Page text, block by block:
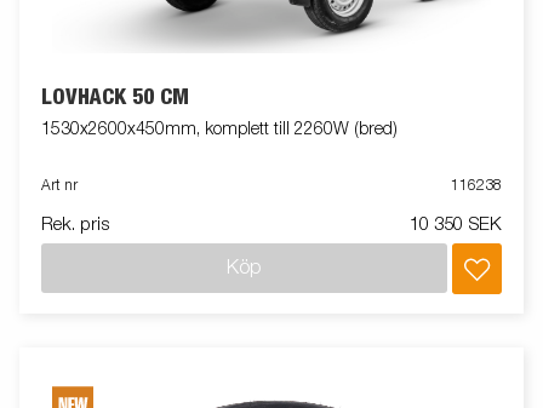
LÖVHÄCK 50 CM
1530x2600x450mm, komplett till 2260W (bred)
Art nr 116238
Rek. pris 10 350 SEK
Köp